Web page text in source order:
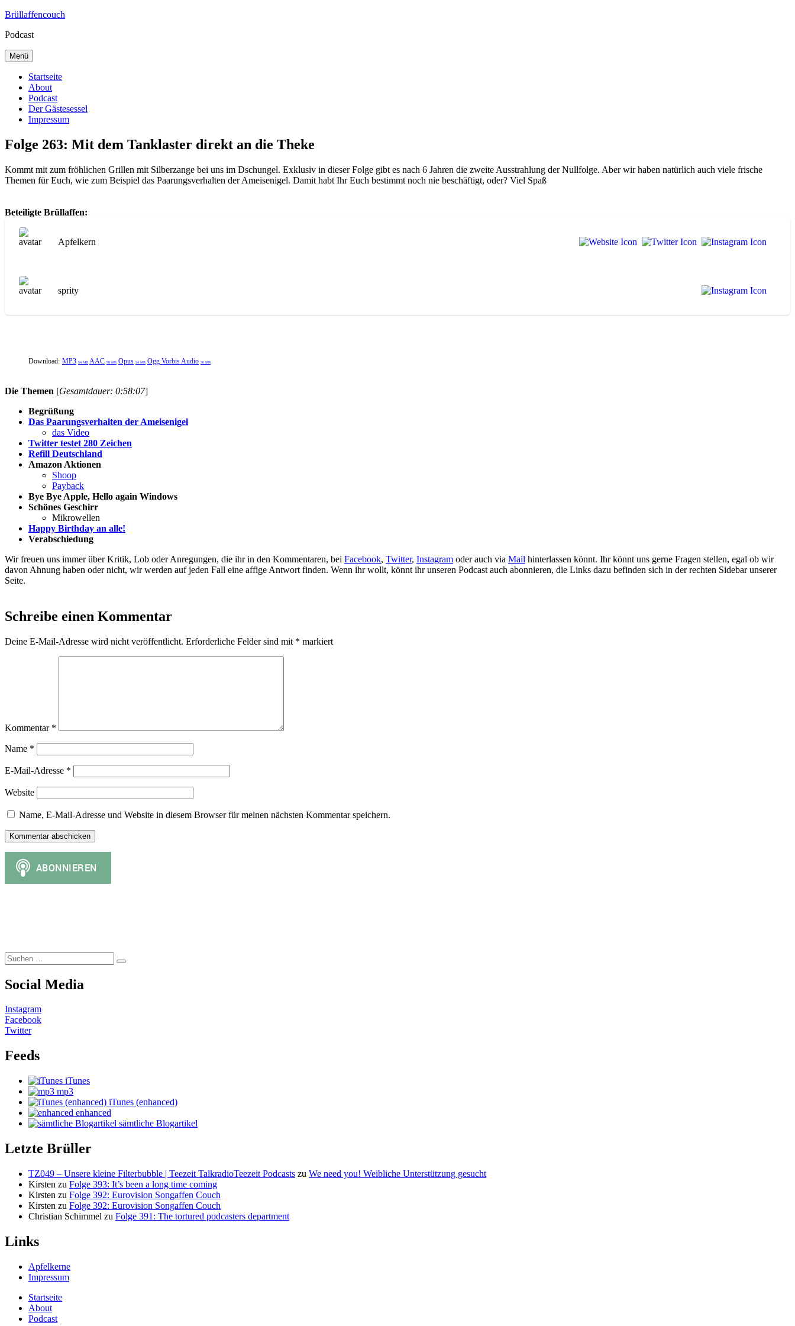
Zum
springen
Brüllaffencouch
Podcast
Menü
Startseite
About
Podcast
Der Gästesessel
Impressum
Folge 263: Mit dem Tanklaster direkt an die Theke
Kommt mit zum fröhlichen Grillen mit Silberzange bei uns im Dschungel. Exklusiv in dieser Folge gibt es nach 6 Jahren die zweite Ausstrahlung der Nullfolge. Aber wir haben natürlich auch viele frische
Themen für Euch, wie zum Beispiel das Paarungsverhalten der Ameisenigel. Damit habt Ihr Euch bestimmt noch nie beschäftigt, oder? Viel Spaß
Beteiligte Brüllaffen:
Apfelkern
sprity
Download: MP3 54 MB AAC 58 MB Opus 24 MB Ogg Vorbis Audio 36 MB
Die Themen [Gesamtdauer: 0:58:07]
Begrüßung
Das Paarungsverhalten der Ameisenigel
das Video
Twitter testet 280 Zeichen
Refill Deutschland
Amazon Aktionen
Shoop
Payback
Bye Bye Apple, Hello again Windows
Schönes Geschirr
Mikrowellen
Happy Birthday an alle!
Verabschiedung
Wir freuen uns immer über Kritik, Lob oder Anregungen, die ihr in den Kommentaren, bei Facebook, Twitter, Instagram oder auch via Mail hinterlassen könnt. Ihr könnt uns gerne Fragen stellen, egal ob wir
davon Ahnung haben oder nicht, wir werden auf jeden Fall eine affige Antwort finden. Wenn ihr wollt, könnt ihr unseren Podcast auch abonnieren, die Links dazu befinden sich in der rechten Sidebar unserer
Seite.
Schreibe einen Kommentar
Deine E-Mail-Adresse wird nicht veröffentlicht. Erforderliche Felder sind mit * markiert
Kommentar *
Name *
E-Mail-Adresse *
Website
Name, E-Mail-Adresse und Website in diesem Browser für meinen nächsten Kommentar speichern.
Suchen
nach:
Suchen
Social Media
Instagram
Facebook
Twitter
Feeds
iTunes
mp3
iTunes (enhanced)
enhanced
sämtliche Blogartikel
Letzte Brüller
TZ049 – Unsere kleine Filterbubble | Teezeit TalkradioTeezeit Podcasts zu We need you! Weibliche Unterstützung gesucht
Kirsten zu Folge 393: It’s been a long time coming
Kirsten zu Folge 392: Eurovision Songaffen Couch
Kirsten zu Folge 392: Eurovision Songaffen Couch
Christian Schimmel zu Folge 391: The tortured podcasters department
Links
Apfelkerne
Impressum
Startseite
About
Podcast